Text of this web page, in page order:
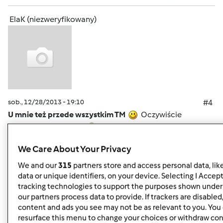
ElaK (niezweryfikowany)
sob., 12/28/2013 - 19:10
#4
U mnie też przede wszystkim TM
Oczywiście
piekarnik elektryczny
Bardzo chwalę sobie maszynkę
"rozwałkowuję a jak przesuszy to tnę maszynką na nitki lub
wstążki. Teraz przed Świętami maszynka baardzo mi
pomogła przy pierogach i uszkach.
W jeden wieczór
zrobiłyśmy z Kasią 150 uszek i 220 pierogów
Gdybym
miała taką ilość ciasta wałkować wałkiem to następnego
dnia odpadły by mi ręce
We Care About Your Privacy
We and our315 partners store and access personal data,
data or unique identifiers, on your device. Selecting I
tracking technologies to support the purposes shown
our partners process data to provide. If trackers are
content and ads you see may not be as relevant to you. You
resurface this menu to change your choices or withdraw